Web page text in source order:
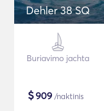
Dehler 38 SQ
Buriavimo jachta
$909 /naktinis